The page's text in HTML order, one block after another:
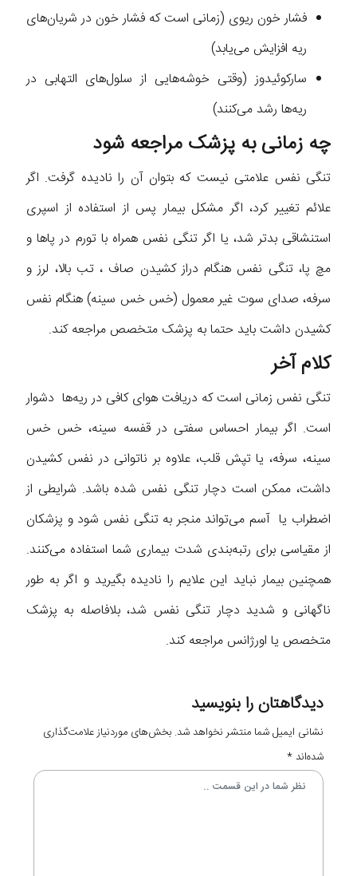
فشار خون ریوی (زمانی است که فشار خون در شریان‌های
ریه افزایش می‌یابد)
سارکوئیدوز (وقتی خوشه‌هایی از سلول‌های التهابی در
ریه‌ها رشد می‌کنند)
چه زمانی به پزشک مراجعه شود
تنگی نفس علامتی نیست که بتوان آن را نادیده گرفت. اگر
علائم تغییر کرد، اگر مشکل بیمار پس از استفاده از اسپری
استنشاقی بدتر شد، یا اگر تنگی نفس همراه با تورم در پاها و
مچ پا، تنگی نفس هنگام دراز کشیدن صاف ، تب بالا، لرز و
سرفه، صدای سوت غیر معمول (خس خس سینه) هنگام نفس
کشیدن داشت باید حتما به پزشک متخصص مراجعه کند.
کلام آخر
تنگی نفس زمانی است که دریافت هوای کافی در ریه‌ها دشوار
است. اگر بیمار احساس سفتی در قفسه سینه، خس خس
سینه، سرفه، یا تپش قلب، علاوه بر ناتوانی در نفس کشیدن
داشت، ممکن است دچار تنگی نفس شده باشد. شرایطی از
اضطراب یا آسم می‌تواند منجر به تنگی نفس شود و پزشکان
از مقیاسی برای رتبه‌بندی شدت بیماری شما استفاده می‌کنند.
همچنین بیمار نباید این علایم را نادیده بگیرید و اگر به طور
ناگهانی و شدید دچار تنگی نفس شد، بلافاصله به پزشک
متخصص یا اورژانس مراجعه کند.
دیدگاهتان را بنویسید
نشانی ایمیل شما منتشر نخواهد شد. بخش‌های موردنیاز علامت‌گذاری
شده‌اند*